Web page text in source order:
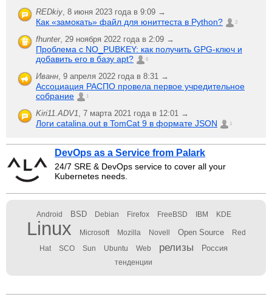
REDkiy 8 июня 2023 года в 9:09 →
Как «замокать» файл для юниттеста в Python? 2
fhunter, 29 ноября 2022 года в 2:09 →
Проблема с NO_PUBKEY: как получить GPG-ключ и
добавить его в базу apt?
6
Иванн 9 апреля 2022 года в 8:31 →
Ассоциация РАСПО провела первое учредительное
собрание
1
Kiri11.ADV1 7 марта 2021 года в 12:01 →
Логи catalina.out в TomCat 9 в формате JSON 1
DevOps as a Service from Palark
24/7 SRE & DevOps service to cover all your
Kubernetes needs.
Android BSD Debian Firefox FreeBSD IBM KDE
Linux Microsoft Mozilla Novell Open Source Red
Hat SCO Sun Ubuntu Web релизы Россия
тенденции